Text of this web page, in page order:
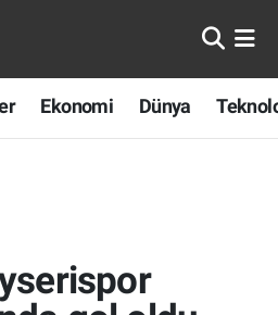
Ekonomi Dünya
ve Fikstür